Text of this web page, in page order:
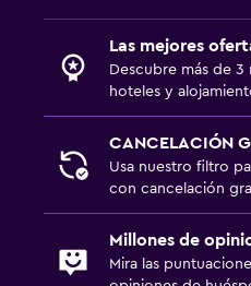
Las mejores
Descubre más de
hoteles y
CANCELACIÓN
Usa nuestro filtro
con cancelación
Millones de
Mira las